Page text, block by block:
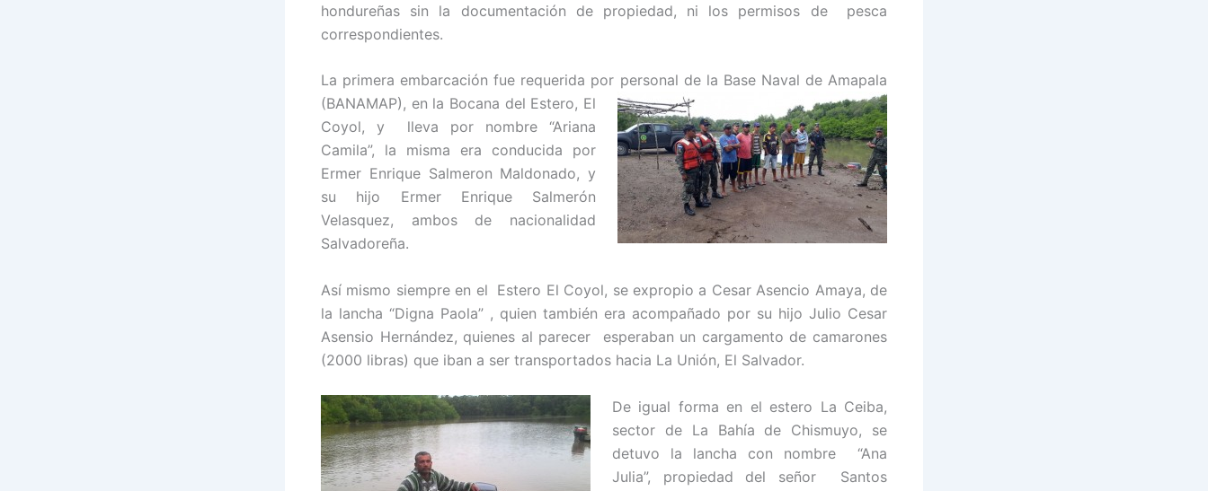
hondureñas sin la documentación de propiedad, ni los permisos de
pesca
correspondientes.
La primera embarcación fue requerida por personal de la Base Naval de Amapala
(BANAMAP), en la Bocana del Estero, El
Coyol, y
lleva por nombre “Ariana
Camila”, la misma era conducida por
Ermer Enrique Salmeron Maldonado, y
su hijo Ermer Enrique Salmerón
Velasquez, ambos de nacionalidad
Salvadoreña.
Así mismo siempre en el Estero El Coyol, se expropio a Cesar Asencio Amaya, de
la lancha “Digna Paola” , quien también era acompañado por su hijo Julio Cesar
Asensio Hernández, quienes al parecer esperaban un cargamento de camarones
(2000 libras) que iban a ser transportados hacia La Unión, El Salvador.
De igual forma en el estero La Ceiba,
sector de La Bahía de Chismuyo, se
detuvo la lancha con nombre “Ana
Julia”, propiedad del señor Santos